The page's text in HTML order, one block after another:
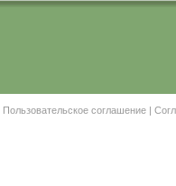
Пользовательское соглашение |